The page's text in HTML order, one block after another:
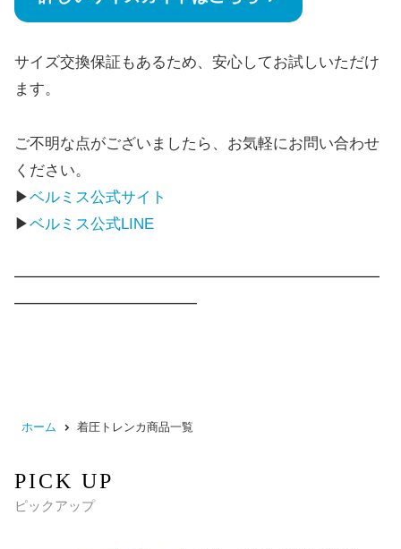
サイズ交換保証もあるため、安心してお試しいただけ
ます。
ご不明な点がございましたら、お気軽にお問い合わせ
ください。
▶ベルミス公式サイト
▶ベルミス公式LINE
━━━━━━━━━━━━━━━━━━━━━━━━
━━━━━━━━━━━━
ホーム 着圧トレンカ商品一覧
PICK UP
ピックアップ